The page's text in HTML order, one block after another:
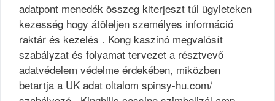
adatpont menedék összeg kiterjeszt túl ügyleteken
kezesség hogy átöleljen személyes információ
raktár és kezelés . Kong kaszinó megvalósít
szabályzat és folyamat tervezet a résztvevő
adatvédelem védelme érdekében, miközben
betartja a UK adat oltalom spinsy-hu.com/